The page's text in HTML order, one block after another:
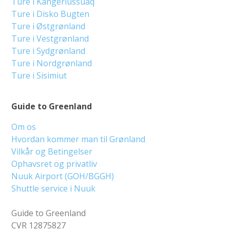
Guide to Greenland
Om os
Hvordan kommer man til Grønland
Vilkår og Betingelser
Ophavsret og privatliv
Nuuk Airport (GOH/BGGH)
Shuttle service i Nuuk
Guide to Greenland
CVR 12875827
Ture i Disko Bugten
Ture i Østgrønland
Ture i Vestgrønland
Ture i Sydgrønland
Ture i Nordgrønland
Ture i Sisimiut